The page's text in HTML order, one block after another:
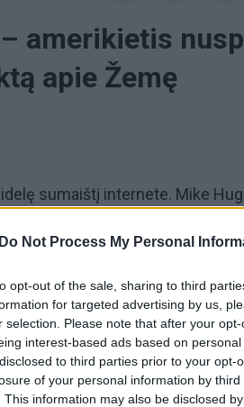
Do Not Process My Personal
opt-out of the sale, sharing to third
for targeted advertising by us,
selection. Please note that after your
interest-based ads based on
to third parties prior to your opt-
of your personal information by third
This information may also be disclosed
amerikietis
apie Žemę
sumaištį internete. Mike
pėdų aukštį, kas apytiksliai
Video tik Lrytas.TV